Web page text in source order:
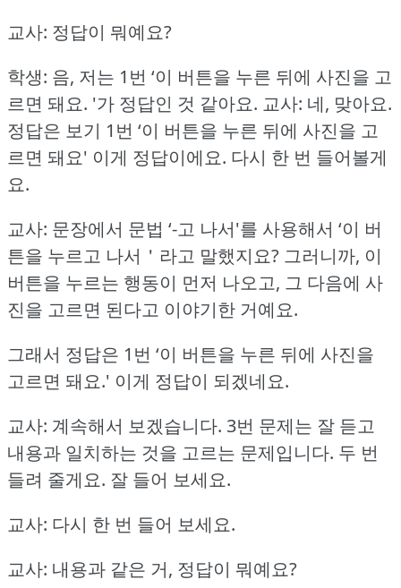
교사: 정답이 뭐예요?
학생: 음, 저는 1번 ‘이 버튼을 누른 뒤에 사진을 고
르면 돼요. '가 정답인 것 같아요. 교사: 네, 맞아요.
정답은 보기 1번 ‘이 버튼을 누른 뒤에 사진을 고
르면 돼요' 이게 정답이에요. 다시 한 번 들어볼게
요.
교사: 문장에서 문법 ‘-고 나서'를 사용해서 ‘이 버
튼을 누르고 나서＇라고 말했지요? 그러니까, 이
버튼을 누르는 행동이 먼저 나오고, 그 다음에 사
진을 고르면 된다고 이야기한 거예요.
그래서 정답은 1번 ‘이 버튼을 누른 뒤에 사진을
고르면 돼요.' 이게 정답이 되겠네요.
교사: 계속해서 보겠습니다. 3번 문제는 잘 듣고
내용과 일치하는 것을 고르는 문제입니다. 두 번
들려 줄게요. 잘 들어 보세요.
교사: 다시 한 번 들어 보세요.
교사: 내용과 같은 거, 정답이 뭐예요?